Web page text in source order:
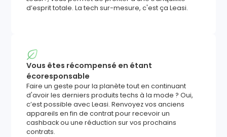
d’esprit totale. La tech sur-mesure, c'est ça Leasi.
Vous êtes récompensé en étant
écoresponsable
Faire un geste pour la planète tout en continuant
d'avoir les derniers produits techs à la mode ? Oui,
c’est possible avec Leasi. Renvoyez vos anciens
appareils en fin de contrat pour recevoir un
cashback ou une réduction sur vos prochains
contrats.